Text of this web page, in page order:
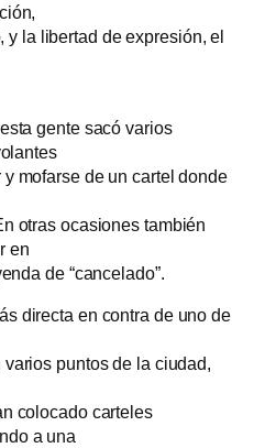
y la libertad de expresión, el
gente sacó varios
mofarse de un cartel donde
otras ocasiones también
en
de “cancelado”.
directa en contra de uno de
puntos de la ciudad,
colocado carteles
a una